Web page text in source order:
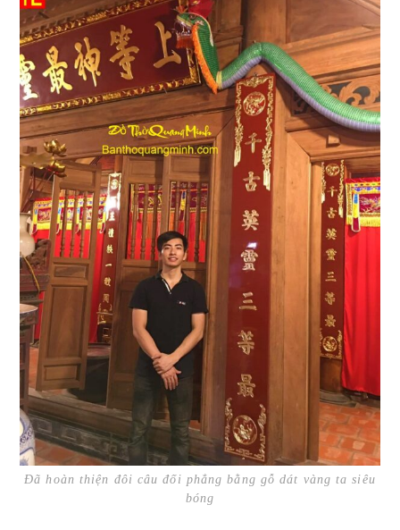
Đã hoàn thiện đôi câu đối phẳng bằng gỗ dát vàng ta siêu
bóng